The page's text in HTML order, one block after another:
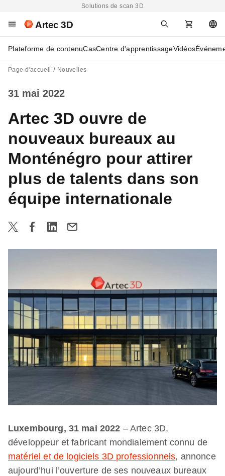
Solutions de scan 3D
Artec 3D
Plateforme de contenuCasCentre d'apprentissageVidéos
Page d'accueil Nouvelles
31 mai 2022
Artec 3D ouvre de
nouveaux bureaux au
Monténégro pour attirer
plus de talents dans son
équipe internationale
Luxembourg, 31 mai 2022 – Artec 3D,
développeur et fabricant mondialement connu de
matériel et de logiciels 3D professionnels, annonce
aujourd’hui l’ouverture de ses nouveaux bureaux